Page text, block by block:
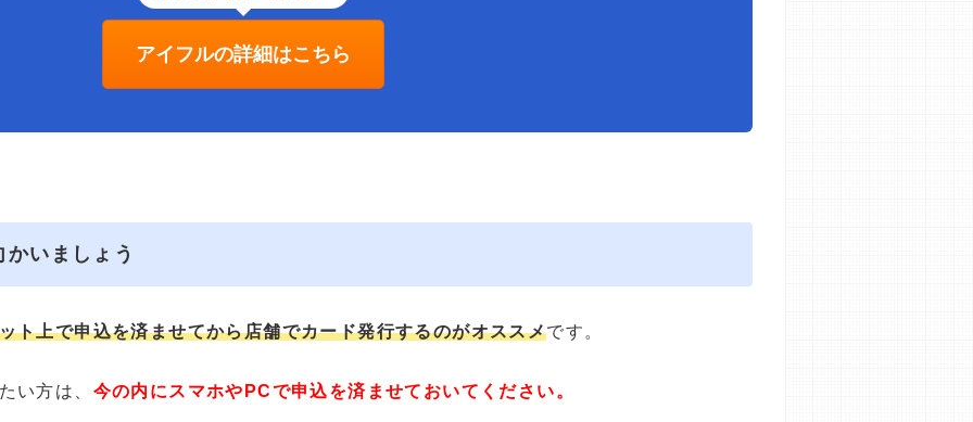
アイフルの詳細はこちら
いましょう
ト上で申込を済ませてから店舗でカード発行するのがオススメです。
い方は、 今の内にスマホやPCで申込を済ませておいてください。